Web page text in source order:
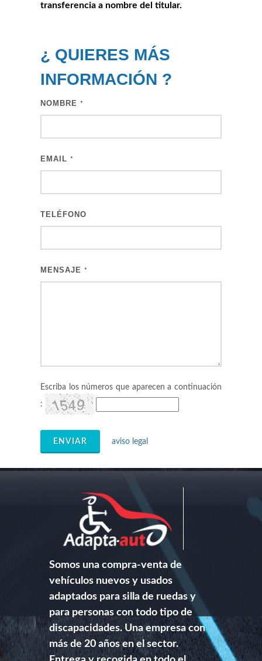
transferencia a nombre del titular.
¿ QUIERES MÁS
INFORMACIÓN ?
NOMBRE *
EMAIL *
TELÉFONO
MENSAJE *
Escriba los números que aparecen a continuación
:
ENVIAR aviso legal
Somos una compra-venta de
vehículos nuevos y usados
adaptados para silla de ruedas y
para personas con todo tipo de
discapacidades. Una empresa con
más de 20 años en el sector.